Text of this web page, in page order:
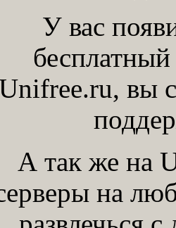
У вас
вы
А так же на
на